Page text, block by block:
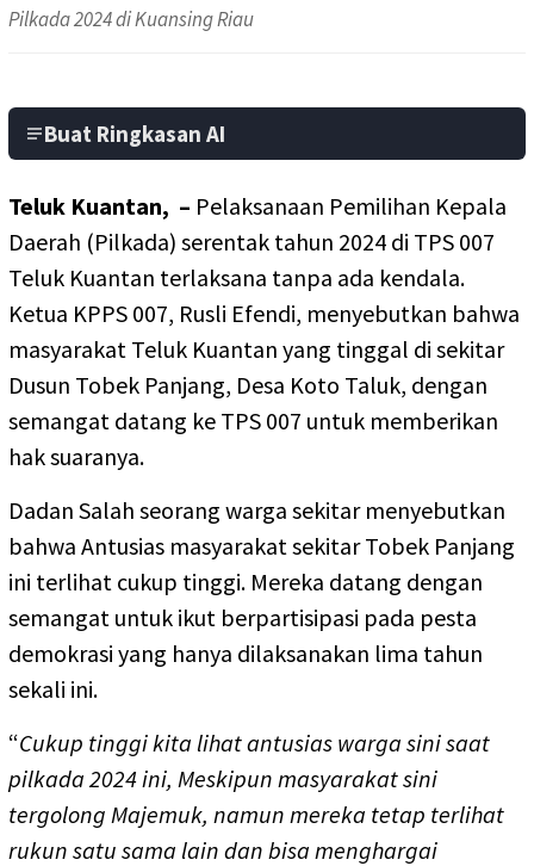
Pilkada 2024 di Kuansing Riau
Buat Ringkasan AI
Teluk Kuantan, – Pelaksanaan Pemilihan Kepala
Daerah (Pilkada) serentak tahun 2024 di TPS 007
Teluk Kuantan terlaksana tanpa ada kendala.
Ketua KPPS 007, Rusli Efendi, menyebutkan bahwa
masyarakat Teluk Kuantan yang tinggal di sekitar
Dusun Tobek Panjang, Desa Koto Taluk, dengan
semangat datang ke TPS 007 untuk memberikan
hak suaranya.
Dadan Salah seorang warga sekitar menyebutkan
bahwa Antusias masyarakat sekitar Tobek Panjang
ini terlihat cukup tinggi. Mereka datang dengan
semangat untuk ikut berpartisipasi pada pesta
demokrasi yang hanya dilaksanakan lima tahun
sekali ini.
“Cukup tinggi kita lihat antusias warga sini saat
pilkada 2024 ini, Meskipun masyarakat sini
tergolong Majemuk, namun mereka tetap terlihat
rukun satu sama lain dan bisa menghargai